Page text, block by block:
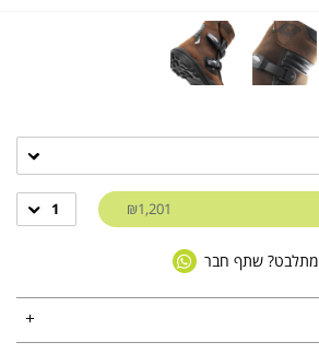
₪1,201
1
מתלבט? שתף חבר